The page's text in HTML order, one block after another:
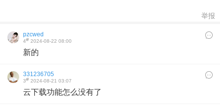
举报
pzcwed
4# 2024-08-22 08:00
新的
331236705
3# 2024-08-21 03:07
云下载功能怎么没有了